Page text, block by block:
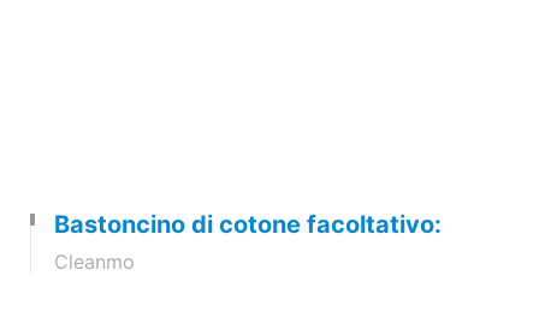
Bastoncino di cotone facoltativo:
Cleanmo